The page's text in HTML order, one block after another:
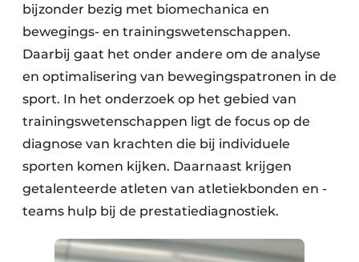
bijzonder bezig met biomechanica en
bewegings- en trainingswetenschappen.
Daarbij gaat het onder andere om de analyse
en optimalisering van bewegingspatronen in de
sport. In het onderzoek op het gebied van
trainingswetenschappen ligt de focus op de
diagnose van krachten die bij individuele
sporten komen kijken. Daarnaast krijgen
getalenteerde atleten van atletiekbonden en -
teams hulp bij de prestatiediagnostiek.